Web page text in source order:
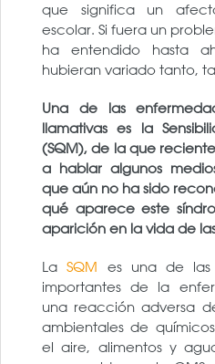
que significa un
escolar. Si fuera un
ha entendido hasta
hubieran variado tanto,
Una de las
llamativas es la
(SQM), de la que
a hablar algunos
que aún no ha sido
qué aparece este
aparición en la vida de
LaSQM es una de las
importantes de la
una reacción adversa
ambientales de
el aire, alimentos y